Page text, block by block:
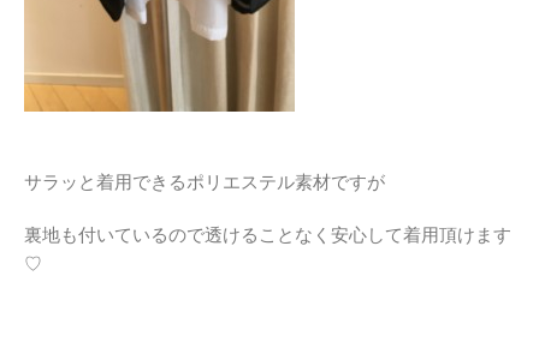
サラッと着用できるポリエステル素材ですが
裏地も付いているので透けることなく安心して着用頂けます
♡